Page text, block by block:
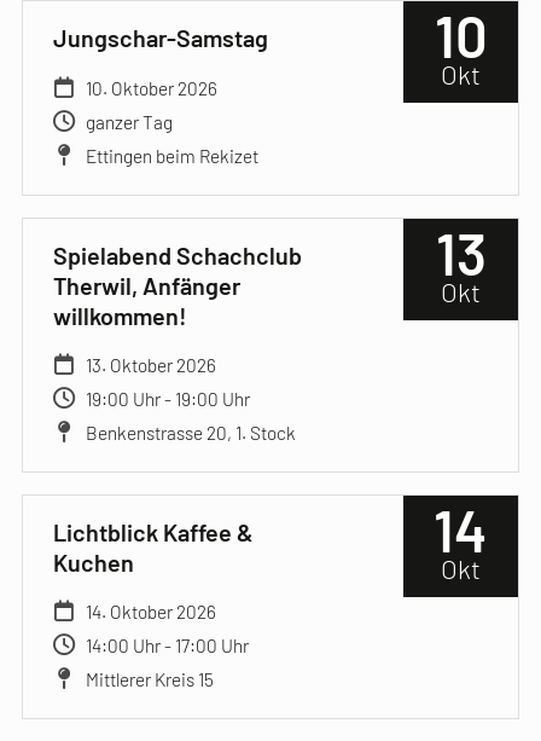
10
Okt
Jungschar-Samstag
10. Oktober 2026
ganzer Tag
Ettingen beim Rekizet
13
Okt
Spielabend Schachclub
Therwil, Anfänger
willkommen!
13. Oktober 2026
19:00 Uhr - 19:00 Uhr
Benkenstrasse 20, 1. Stock
14
Okt
Lichtblick Kaffee &
Kuchen
14. Oktober 2026
14:00 Uhr - 17:00 Uhr
Mittlerer Kreis 15